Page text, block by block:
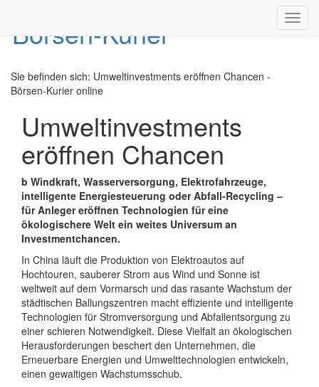
Sie befinden sich: Umweltinvestments eröffnen Chancen -
Börsen-Kurier online
Umweltinvestments
eröffnen Chancen
b Windkraft, Wasserversorgung, Elektrofahrzeuge,
intelligente Energiesteuerung oder Abfall-Recycling –
für Anleger eröffnen Technologien für eine
ökologischere Welt ein weites Universum an
Investmentchancen.
In China läuft die Produktion von Elektroautos auf
Hochtouren, sauberer Strom aus Wind und Sonne ist
weltweit auf dem Vormarsch und das rasante Wachstum der
städtischen Ballungszentren macht effiziente und intelligente
Technologien für Stromversorgung und Abfallentsorgung zu
einer schieren Notwendigkeit. Diese Vielfalt an ökologischen
Herausforderungen beschert den Unternehmen, die
Erneuerbare Energien und Umwelttechnologien entwickeln,
einen gewaltigen Wachstumsschub.